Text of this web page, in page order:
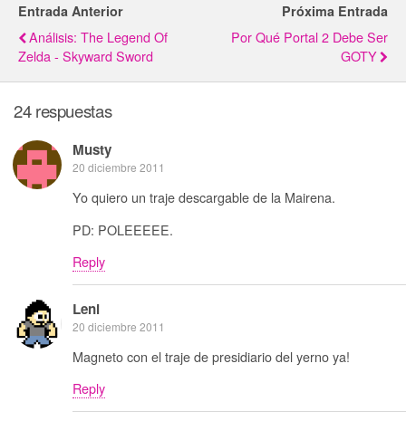
Entrada Anterior
Análisis: The Legend Of
Zelda - Skyward Sword
Próxima Entrada
Por Qué Portal 2 Debe Ser
GOTY
24 respuestas
Musty
20 diciembre 2011
Yo quiero un traje descargable de la Mairena.
PD: POLEEEEE.
Reply
Leni
20 diciembre 2011
Magneto con el traje de presidiario del yerno ya!
Reply